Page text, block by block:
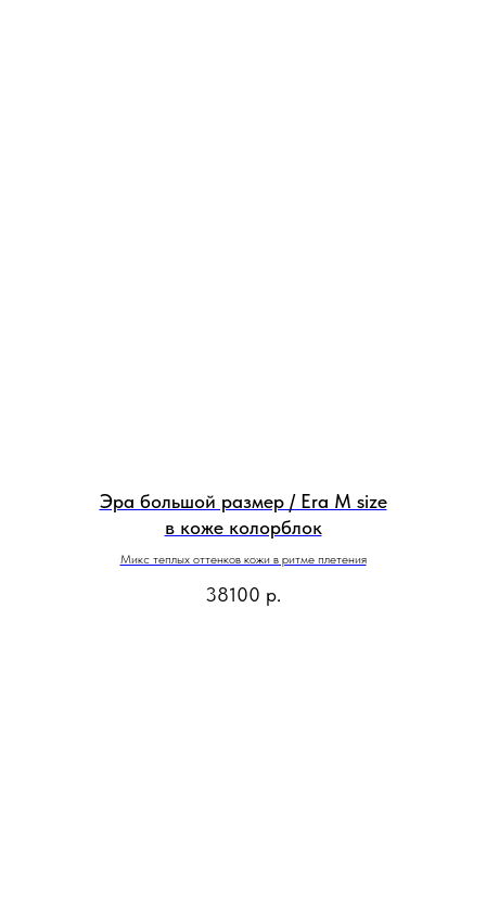
Эра большой размер / Era M size
в коже колорблок
Микс теплых оттенков кожи в ритме плетения
38100 р.